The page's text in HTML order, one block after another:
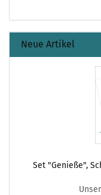
Neue Artikel
Set "Genieße",